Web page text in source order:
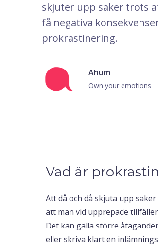
skjuter upp saker trots
få negativa
prokrastinering.
Ahum
Own your emotions
Vad är
Att då och då skjuta upp
att man vid upprepade
Det kan gälla större
eller skriva klart en